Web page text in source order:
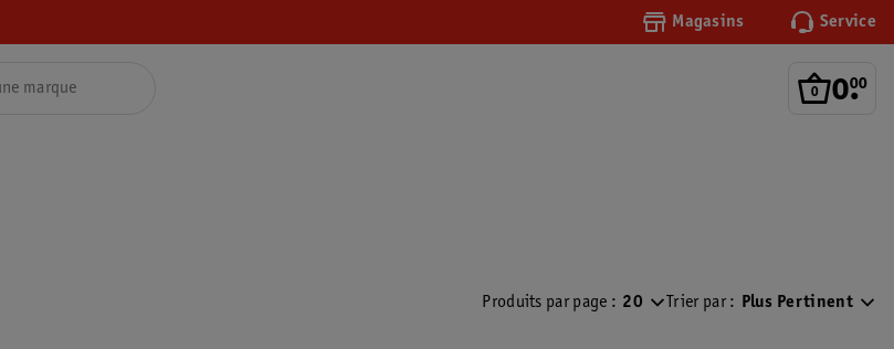
Magasins Service
0.
00
Produits par page : 20 Trier par : Plus Pertinent